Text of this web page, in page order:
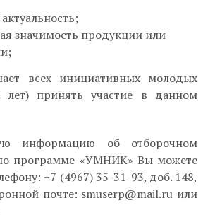
значимость продукции или
всех инициативных молодых
принять участие в данном
информацию об отборочном
программе «УМНИК» Вы можете
+7 (4967) 35-31-93, доб. 148,
почте: smuserp@mail.ru или